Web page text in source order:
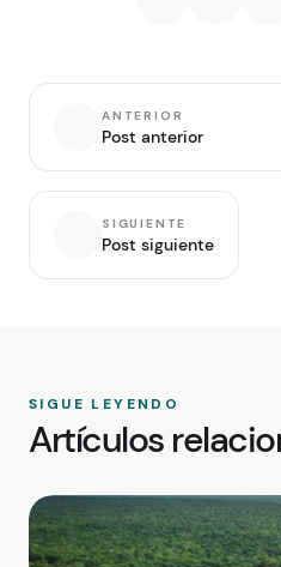
ANTERIOR
Post anterior
SIGUIENTE
Post siguiente
SIGUE LEYENDO
Artículos